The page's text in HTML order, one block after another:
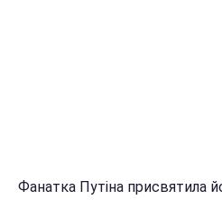
Фанатка Путіна присвятила